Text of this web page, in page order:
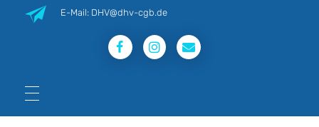
E-Mail: DHV@dhv-cgb.de